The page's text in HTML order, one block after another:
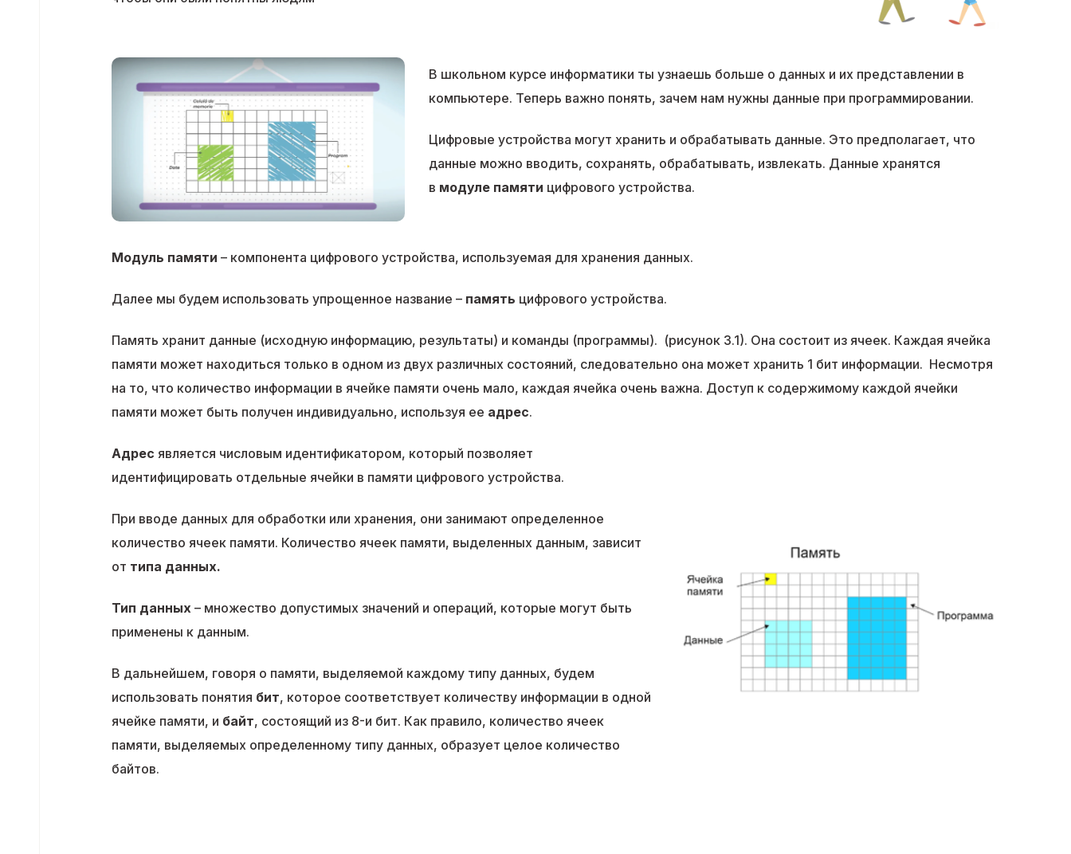
В школьном курсе информатики ты узнаешь больше о данных и их представлении в
компьютере. Теперь важно понять, зачем нам нужны данные при программировании.
Цифровые устройства могут хранить и обрабатывать данные. Это предполагает, что
данные можно вводить, сохранять, обрабатывать, извлекать. Данные хранятся
в модуле памяти цифрового устройства.
Модуль памяти – компонента цифрового устройства, используемая для хранения данных.
Далее мы будем использовать упрощенное название – память цифрового устройства.
Память хранит данные (исходную информацию, результаты) и команды (программы). (рисунок 3.1). Она состоит из ячеек. Каждая ячейка
памяти может находиться только в одном из двух различных состояний, следовательно она может хранить 1 бит информации. Несмотря
на то, что количество информации в ячейке памяти очень мало, каждая ячейка очень важна. Доступ к содержимому каждой ячейки
памяти может быть получен индивидуально, используя ее адрес.
Адрес является числовым идентификатором, который позволяет
идентифицировать отдельные ячейки в памяти цифрового устройства.
При вводе данных для обработки или хранения, они занимают определенное
количество ячеек памяти. Количество ячеек памяти, выделенных данным, зависит
от типа данных.
Тип данных – множество допустимых значений и операций, которые могут быть
применены к данным.
В дальнейшем, говоря о памяти, выделяемой каждому типу данных, будем
использовать понятия бит, которое соответствует количеству информации в одной
ячейке памяти, и байт, состоящий из 8-и бит. Как правило, количество ячеек
памяти, выделяемых определенному типу данных, образует целое количество
байтов.